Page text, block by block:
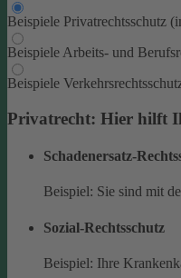
Beispiele Privatrechtsschutz
Beispiele Arbeits- und
Beispiele
Privatrecht: Hier hilft
Schadenersatz-
Beispiel: Sie sind mit
Sozial-Rechtsschutz
Beispiel: Ihre